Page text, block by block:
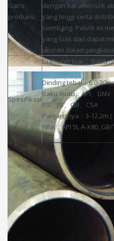
Garis
produksi
dengan karakteristik
yang tinggi serta
seimbang. Pabrik ini
yang luas dan dapat
ukuran dalam
Spesifikasi
Diameter luar：
Dinding tebal：6.0-
Baku mutu：API、DNV
BS、JIS、GB、CSA
Panjangnya：3-12.2m (
Nilai：API 5L A-X80,